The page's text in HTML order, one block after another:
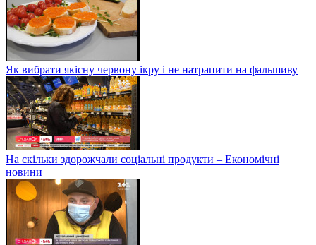
Як вибрати якісну червону ікру і не натрапити на фальшиву
На скільки здорожчали соціальні продукти – Економічні
новини